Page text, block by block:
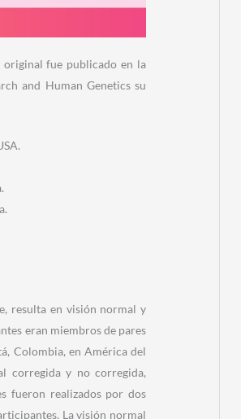
fue publicado en la
and Human Genetics su
resulta en visión normal y
eran miembros de pares
Colombia, en América del
corregida y no corregida,
fueron realizados por dos
La visión normal